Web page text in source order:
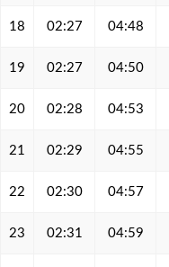
18 02:27 04:48
19 02:27 04:50
20 02:28 04:53
21 02:29 04:55
22 02:30 04:57
23 02:31 04:59